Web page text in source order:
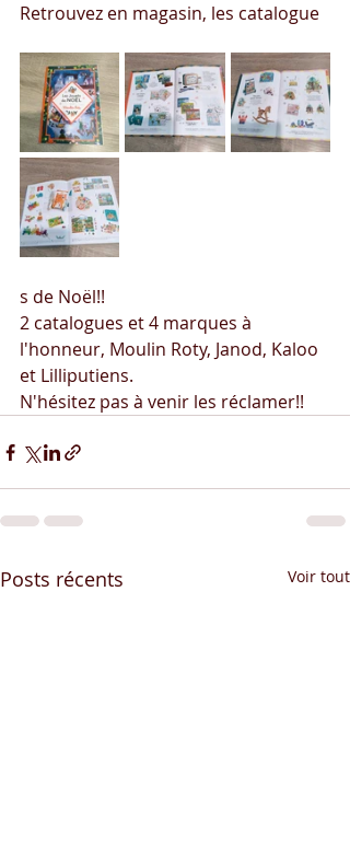
Retrouvez en magasin, les catalogue
s de Noël!!
2 catalogues et 4 marques à
l'honneur, Moulin Roty, Janod, Kaloo
et Lilliputiens.
N'hésitez pas à venir les réclamer!!
Posts récents Voir tout